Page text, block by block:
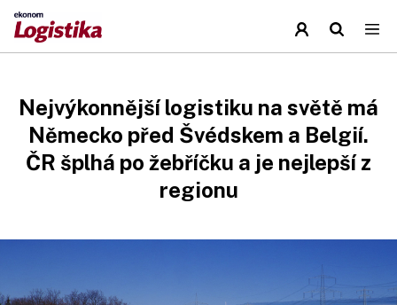
Nejvýkonnější logistiku na světě má
Německo před Švédskem a Belgií.
ČR šplhá po žebříčku a je nejlepší z
regionu